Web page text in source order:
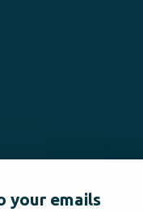
your emails